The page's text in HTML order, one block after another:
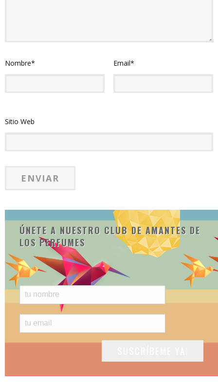
Nombre* Email*
Sitio Web
ÚNETE A NUESTRO CLUB DE AMANTES DE
LOS PERFUMES